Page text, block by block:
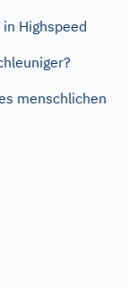
Highspeed
menschlichen